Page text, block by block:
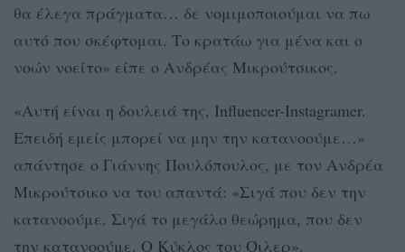
θα έλεγα πράγματα… δε νομιμοποιούμαι να πω
αυτό που σκέφτομαι. Το κρατάω για μένα και ο
νοών νοείτο» είπε ο Ανδρέας Μικρούτσικος.
«Αυτή είναι η δουλειά της, Influencer-Instagramer.
Επειδή εμείς μπορεί να μην την κατανοούμε…»
απάντησε ο Γιάννης Πουλόπουλος, με τον Ανδρέα
Μικρούτσικο να του απαντά: «Σιγά που δεν την
κατανοούμε. Σιγά το μεγάλο θεώρημα, που δεν
την κατανοούμε. Ο Κύκλος του Όιλερ».